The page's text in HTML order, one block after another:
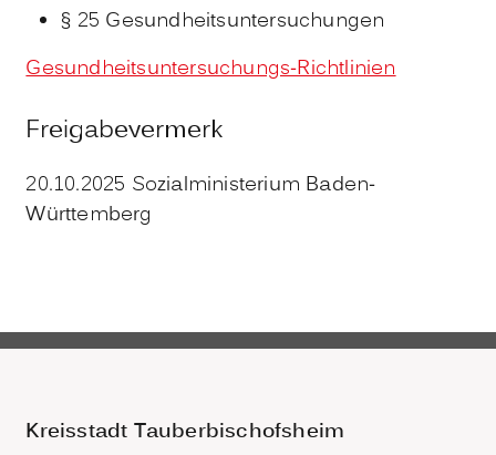
§ 25 Gesundheitsuntersuchungen
Gesundheitsuntersuchungs-Richtlinien
Freigabevermerk
20.10.2025 Sozialministerium Baden-
Württemberg
Kreisstadt Tauberbischofsheim